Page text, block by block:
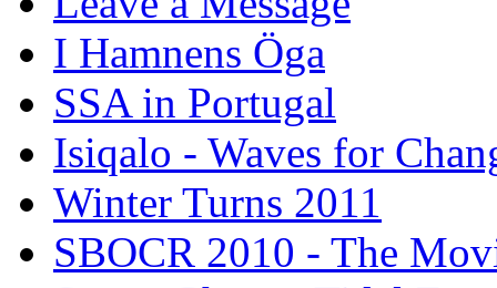
I Hamnens Öga
SSA in Portugal
Isiqalo - Waves for
Winter Turns 2011
SBOCR 2010 - The